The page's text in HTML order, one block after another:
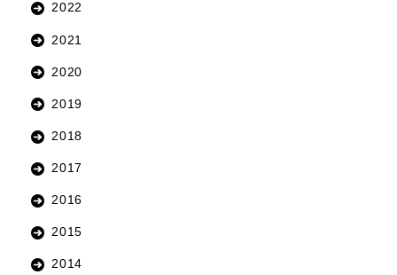
2022
2021
2020
2019
2018
2017
2016
2015
2014